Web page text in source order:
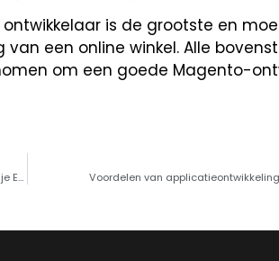
is de grootste en
een online winkel. Alle
om een goede Magento-
De beste tips om een Shopify ontwikkelaar in te huren voor je Ecommerce winkel Voordelen van